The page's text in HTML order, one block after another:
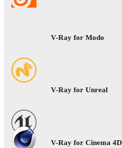
V-Ray for Modo
V-Ray for Unreal
V-Ray for Cinema 4D